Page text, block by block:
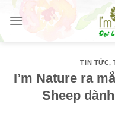
Skip
content
TIN TỨC,
I’m Nature ra
Sheep